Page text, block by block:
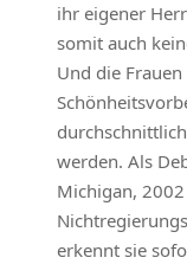
ihr eigener
somit auch
Und die
werden. Als
Michigan,
erkennt sie